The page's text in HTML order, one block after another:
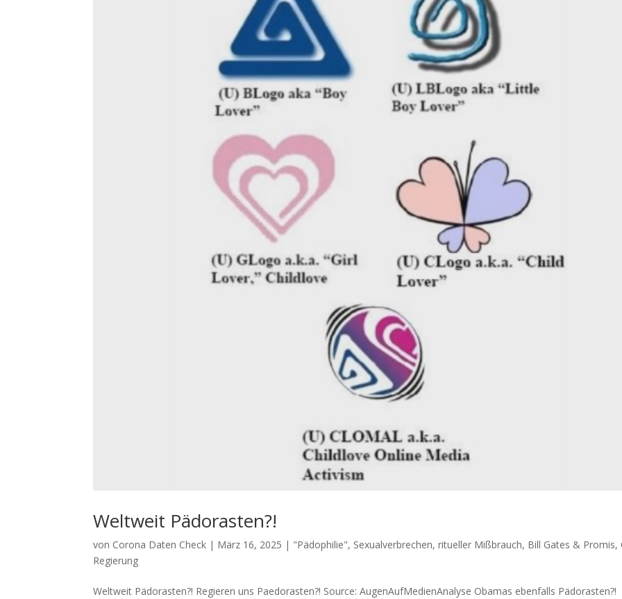
Weltweit Pädorasten?!
von Corona Daten Check | März 16, 2025 | "Pädophilie", Sexualverbrechen, ritueller Mißbrauch, Bill Gates & Promis,
Regierung
Weltweit Pädorasten?! Regie­ren uns Paedorasten?! Source: Augen­Auf­Me­di­en­Ana­ly­se Oba­mas eben­falls Pädorasten?!